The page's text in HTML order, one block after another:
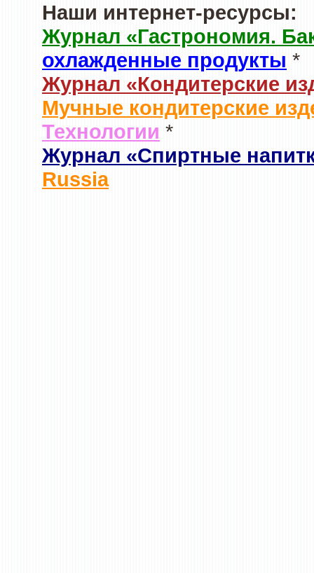
Наши интернет-ресурсы:
Журнал «Гастрономия.
охлажденные продукты *
Журнал «Кондитерские
Мучные кондитерские
Технологии *
Журнал «Спиртные
Russia